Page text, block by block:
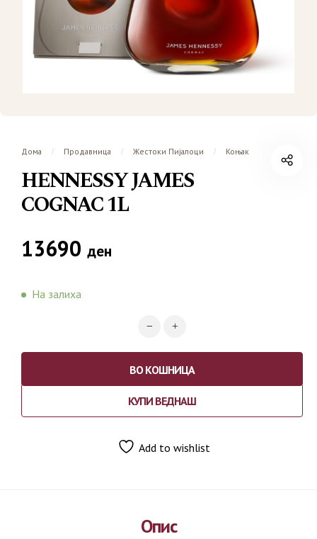
Дома / Продавница / Жестоки Пијалоци / Коњак
HENNESSY JAMES
COGNAC 1L
13690 ден
На залиха
ВО КОШНИЦА
КУПИ ВЕДНАШ
Add to wishlist
Опис